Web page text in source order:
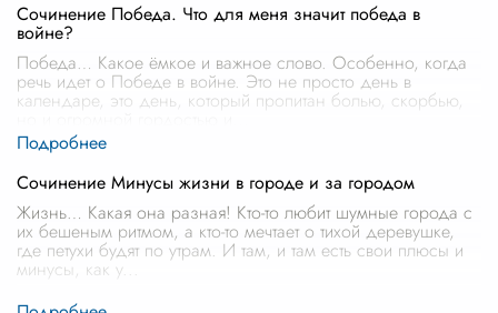
Сочинение Победа. Что для меня значит победа в
войне?
Победа… Какое ёмкое и важное слово. Особенно, когда
речь идет о Победе в войне. Это не просто день в
календаре, это день, который пропитан болью, скорбью,
Сочинение Минусы жизни в городе и за городом
Жизнь… Какая она разная! Кто-то любит шумные города с
их бешеным ритмом, а кто-то мечтает о тихой деревушке,
где петухи будят по утрам. И там, и там есть свои плюсы и
минусы, как у